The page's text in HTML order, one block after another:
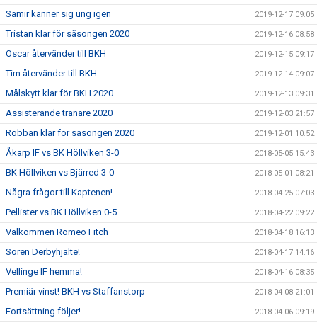
Samir känner sig ung igen 2019-12-17 09:05
Tristan klar för säsongen 2020 2019-12-16 08:58
Oscar återvänder till BKH 2019-12-15 09:17
Tim återvänder till BKH 2019-12-14 09:07
Målskytt klar för BKH 2020 2019-12-13 09:31
Assisterande tränare 2020 2019-12-03 21:57
Robban klar för säsongen 2020 2019-12-01 10:52
Åkarp IF vs BK Höllviken 3-0 2018-05-05 15:43
BK Höllviken vs Bjärred 3-0 2018-05-01 08:21
Några frågor till Kaptenen! 2018-04-25 07:03
Pellister vs BK Höllviken 0-5 2018-04-22 09:22
Välkommen Romeo Fitch 2018-04-18 16:13
Sören Derbyhjälte! 2018-04-17 14:16
Vellinge IF hemma! 2018-04-16 08:35
Premiär vinst! BKH vs Staffanstorp 2018-04-08 21:01
Fortsättning följer! 2018-04-06 09:19